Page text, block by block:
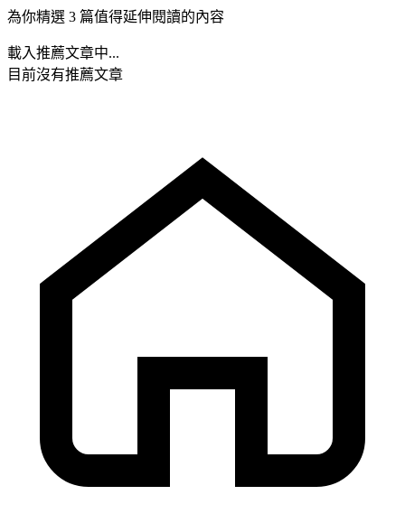
為你精選 3 篇值得延伸閱讀的內容
載入推薦文章中...
目前沒有推薦文章